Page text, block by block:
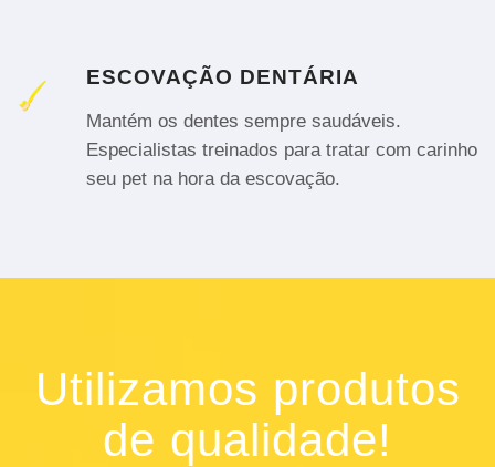
ESCOVAÇÃO DENTÁRIA
Mantém os dentes sempre saudáveis.
Especialistas treinados para tratar com carinho
seu pet na hora da escovação.
Utilizamos produtos
de qualidade!